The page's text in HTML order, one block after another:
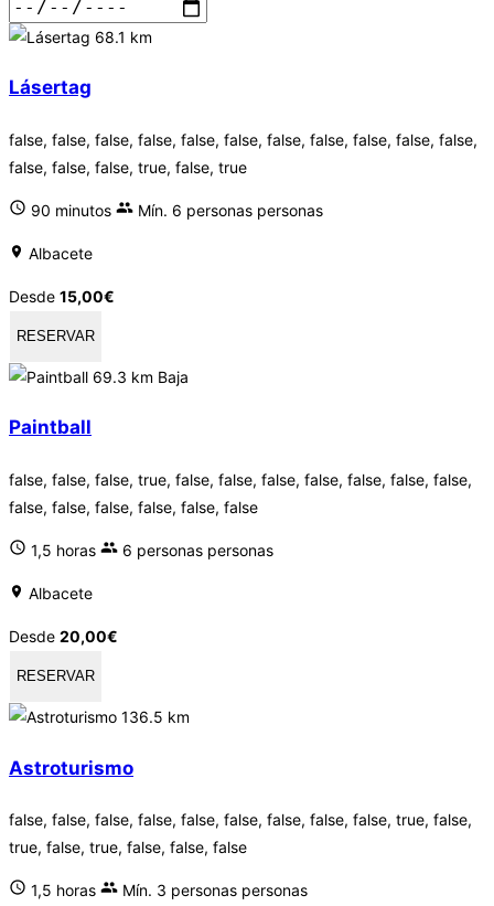
68.1 km
Lásertag
false, false, false, false, false, false, false, false, false, false, false,
false, false, false, true, false, true
90 minutos Mín. 6 personas personas
Albacete
Desde 15,00€
RESERVAR
69.3 km Baja
Paintball
false, false, false, true, false, false, false, false, false, false, false,
false, false, false, false, false, false
1,5 horas 6 personas personas
Albacete
Desde 20,00€
RESERVAR
136.5 km
Astroturismo
false, false, false, false, false, false, false, false, false, true, false,
true, false, true, false, false, false
1,5 horas Mín. 3 personas personas